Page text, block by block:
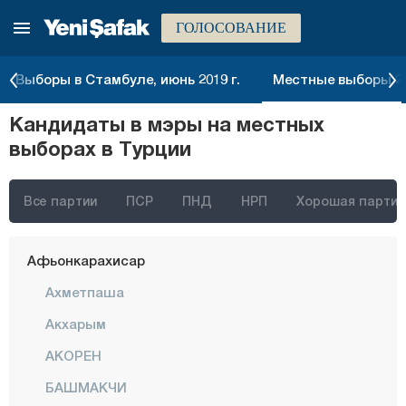
ГОЛОСОВАНИЕ
Выборы в Стамбуле, июнь 2019 г. Местные выборы
Кандидаты в мэры на местных
выборах в Турции
Все партии ПСР ПНД НРП Хорошая партия
Анкара
Измир
Адыяман
Афьонкарахисар
Ахметпаша
Акхарым
АКОРЕН
БАШМАКЧИ